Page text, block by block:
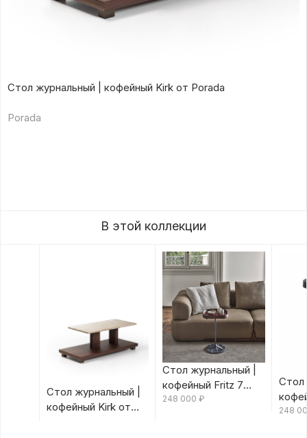
Стол журнальный | кофейный Kirk от Porada
Porada
В этой коллекции
Стол журнальный |
кофейный Kirk от
Стол журнальный |
кофейный Fritz 7
Canaletta/Rosso
248 000 ₽
Стол
248